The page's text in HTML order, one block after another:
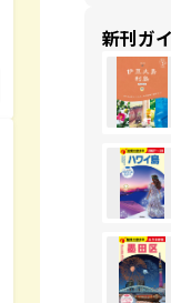
新刊ガ